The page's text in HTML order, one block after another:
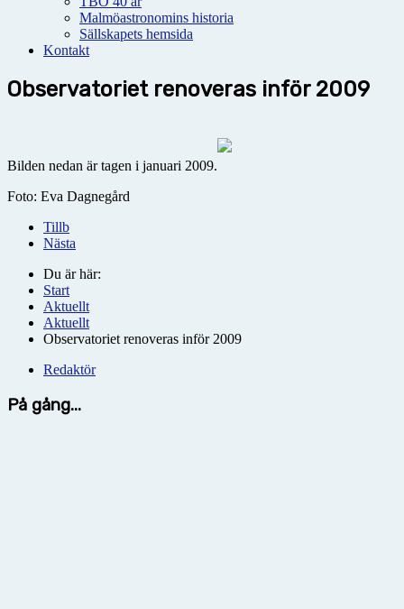
Malmöastronomins historia
Sällskapets hemsida
Kontakt
Observatoriet renoveras inför 2009
Bilden nedan är tagen i januari 2009.
Foto: Eva Dagnegård
Tillb
Nästa
Du är här:
Start
Aktuellt
Aktuellt
Observatoriet renoveras inför 2009
Redaktör
På gång...